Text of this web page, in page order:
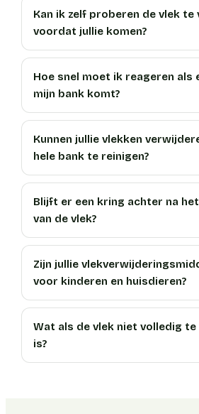
Kan ik zelf proberen de vlek te
voordat jullie komen?
Hoe snel moet ik reageren als
mijn bank komt?
Kunnen jullie vlekken
hele bank te reinigen?
Blijft er een kring achter na
van de vlek?
Zijn jullie
voor kinderen en huisdieren?
Wat als de vlek niet volledig
is?